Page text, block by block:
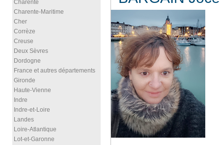
Charente
Charente-Maritime
Cher
Corrèze
Creuse
Deux Sèvres
Dordogne
France et autres départements
Gironde
Haute-Vienne
Indre
Indre-et-Loire
Landes
Loire-Atlantique
Lot-et-Garonne